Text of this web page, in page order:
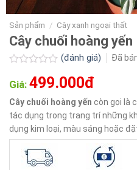
Sản phẩm / Cây xanh ngoại thất
Cây chuối hoàng yến
xếp
0.0
5
sao
(đánh giá) Đã
Giá: 499.000đ
Cây chuối hoàng yến còn gọi là
tác dụng trong trang trí những
dụng kim loại, màu sáng hoặc